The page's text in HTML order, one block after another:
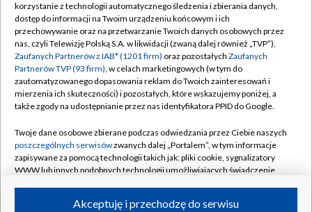
TVP
Abonament TVP
Emisja w TVP
Centrum informacji TVP
Naziemna Telewizja Cyfrowa
Rada Programowa
System NOS
Informacje o nadawcy
Regulamin TVP
Polityka prywatności
Moje zgody
Pomoc
Kontakt
Kanały
korzystanie z technologii automatycznego śledzenia i zbierania danych,
dostęp do informacji na Twoim urządzeniu końcowym i ich
przechowywanie oraz na przetwarzanie Twoich danych osobowych przez
nas, czyli Telewizję Polską S.A. w likwidacji (zwaną dalej również „TVP”),
Zaufanych Partnerów z IAB* (1201 firm) oraz pozostałych Zaufanych
Partnerów TVP (93 firm), w celach marketingowych (w tym do
zautomatyzowanego dopasowania reklam do Twoich zainteresowań i
mierzenia ich skuteczności) i pozostałych, które wskazujemy poniżej, a
także zgody na udostępnianie przez nas identyfikatora PPID do Google.
Twoje dane osobowe zbierane podczas odwiedzania przez Ciebie naszych
poszczególnych serwisówzwanych dalej „Portalem”, w tym informacje
zapisywane za pomocą technologii takich jak: pliki cookie, sygnalizatory
WWW lub innych podobnych technologii umożliwiających świadczenie
ruchu w Internecie.Akceptuję i przechodzę do serwisu